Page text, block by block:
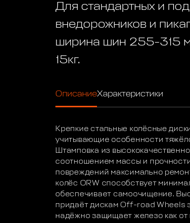
Для стандартных и
внедорожников и
ширина шин 255-315
15кг.
ОписаниеХарактеристики
Крепкие стальные колёсные
учитывающие особенности
Штамповка из
соотношением массы и
повреждений максимально
колёс ORW способствует
обеспечивает самоочищение.
придаёт дискам Off-road Wheels
надёжно защищает железо как